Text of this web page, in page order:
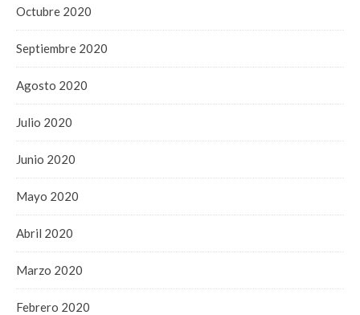
Octubre 2020
Septiembre 2020
Agosto 2020
Julio 2020
Junio 2020
Mayo 2020
Abril 2020
Marzo 2020
Febrero 2020